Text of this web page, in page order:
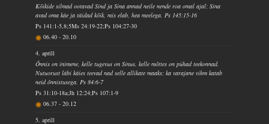
Kõikide silmad ootavad Sind ja Sina annad neile nende roa omal ajal; Sina
avad oma käe ja täidad kõik, mis elab, hea meelega. Ps 145:15-16
Ps 141:1-5,8;5Ms 24:19-22;Ps 104:27-30
06.40-20.10
4. aprill
Õnnis on inimene, kelle tugevus on Sinus, kelle mõttes on pühad teekonnad.
Nutuorust läbi käies teevad nad selle allikate maaks; ka varajane vihm katab
neid õnnistusega. Ps 84:6-7
Ps 31:10-18a;Jh 12:24;Ps 107:1-9
06.37-20.12
5. aprill